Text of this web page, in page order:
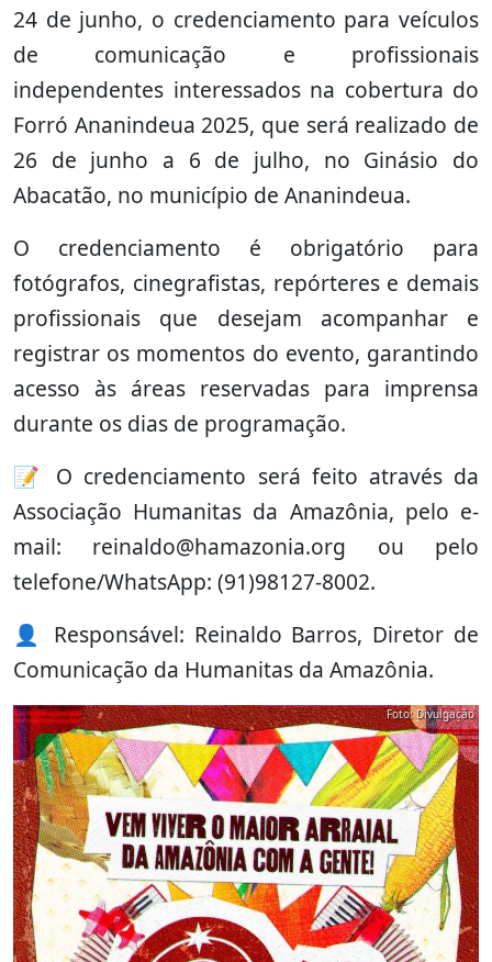
24 de junho, o credenciamento para veículos
de comunicação e profissionais
independentes interessados na cobertura do
Forró Ananindeua 2025, que será realizado de
26 de junho a 6 de julho, no Ginásio do
Abacatão, no município de Ananindeua.
O credenciamento é obrigatório para
fotógrafos, cinegrafistas, repórteres e demais
profissionais que desejam acompanhar e
registrar os momentos do evento, garantindo
acesso às áreas reservadas para imprensa
durante os dias de programação.
📝 O credenciamento será feito através da
Associação Humanitas da Amazônia, pelo e-
mail: reinaldo@hamazonia.org ou pelo
telefone/WhatsApp: (91)98127-8002.
👤 Responsável: Reinaldo Barros, Diretor de
Comunicação da Humanitas da Amazônia.
Foto: Divulgação